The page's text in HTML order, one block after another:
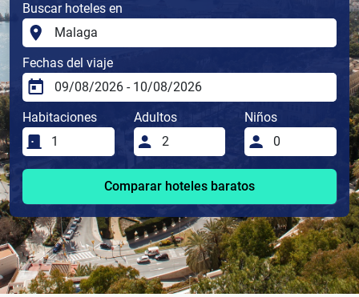
Buscar hoteles en
Fechas del viaje
Habitaciones Adultos Niños
Comparar hoteles baratos